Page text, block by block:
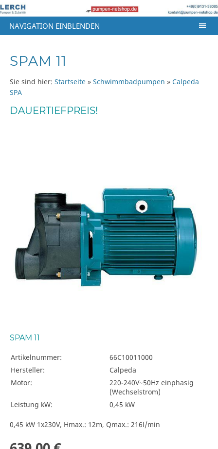
NAVIGATION EINBLENDEN
SPAM 11
Sie sind hier: Startseite » Schwimmbadpumpen » Calpeda
SPA
DAUERTIEFPREIS!
SPAM 11
Artikelnummer:
66C10011000
Hersteller:
Calpeda
Motor:
220-240V~50Hz einphasig
(Wechselstrom)
Leistung kW:
0,45 kW
0,45 kW 1x230V, Hmax.: 12m, Qmax.: 216l/min